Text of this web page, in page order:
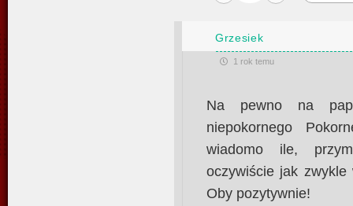
Grzesiek
1 rok temu
Na pewno na
niepokornego
wiadomo ile,
oczywiście jak
Oby pozytywnie!